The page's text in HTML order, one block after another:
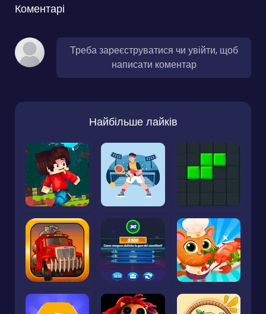
Коментарі
Треба зареєструватися чи увійти, щоб
написати коментар
Найбільше лайків